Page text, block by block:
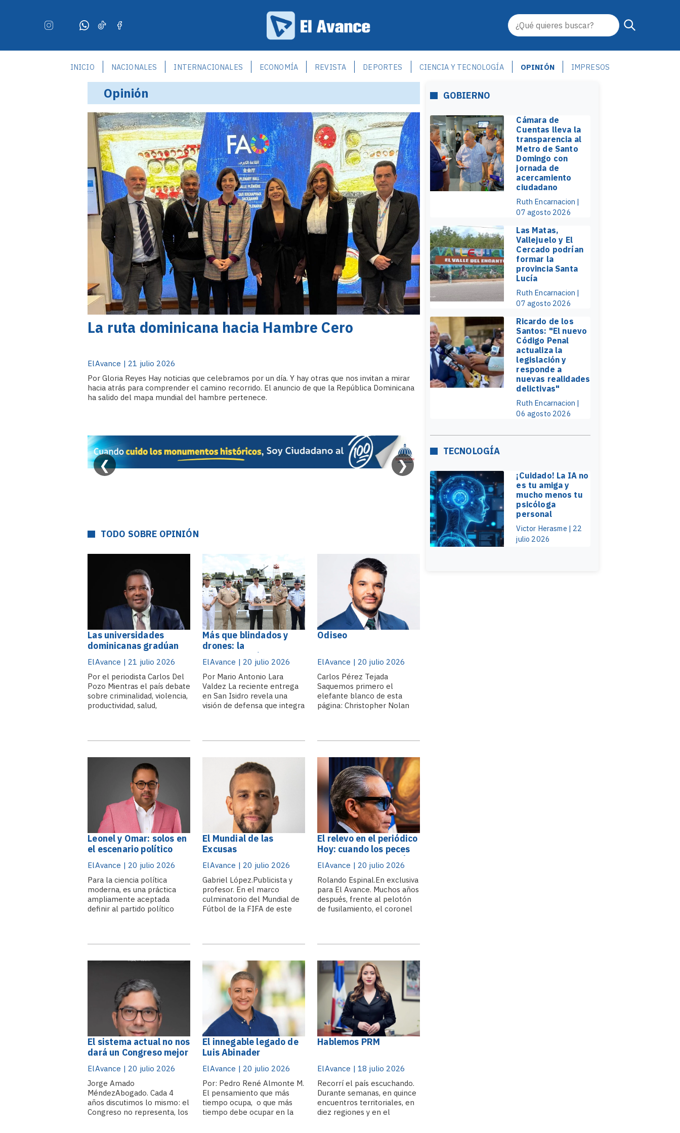
INICIO NACIONALES INTERNACIONALES ECONOMÍA REVISTA DEPORTES CIENCIA Y TECNOLOGÍA OPINIÓN IMPRESOS
Opinión
La ruta dominicana hacia Hambre Cero
ElAvance | 21 julio 2026
Por Gloria Reyes Hay noticias que celebramos por un día. Y hay otras que nos invitan a mirar
hacia atrás para comprender el camino recorrido. El anuncio de que la República Dominicana
ha salido del mapa mundial del hambre pertenece.
❮ ❯
TODO SOBRE OPINIÓN
Las universidades
dominicanas gradúan
profesionales, pero
siguen al margen de los
grandes problemas
nacionales
ElAvance | 21 julio 2026
Por el periodista Carlos Del
Pozo Mientras el país debate
sobre criminalidad, violencia,
productividad, salud,
un espacio secundario en la
educación superior está
llamada no solo a formar
profesionales competentes,
sino también.
Más que blindados y
drones: la
modernización militar
que protege a la
República Dominicana
ElAvance | 20 julio 2026
Por Mario Antonio Lara
Valdez La reciente entrega
en San Isidro revela una
visión de defensa que integra
materia de defensa, la
medirse únicamente por la
cantidad de equipos que
llegan a una.
Odiseo
ElAvance | 20 julio 2026
Carlos Pérez Tejada
Saquemos primero el
elefante blanco de esta
página: Christopher Nolan
que será recordada no solo
sino por atreverse a llevar
nuevamente al ser humano
frente al.
Leonel y Omar: solos en
el escenario político
ElAvance | 20 julio 2026
Para la ciencia política
moderna, es una práctica
ampliamente aceptada
definir al partido político
superior a la de sus
manera individual.
El Mundial de las
Excusas
ElAvance | 20 julio 2026
Gabriel López.Publicista y
profesor. En el marco
culminatorio del Mundial de
Fútbol de la FIFA de este
naturaleza, se une al frenesí
se levanta como la.
El relevo en el periódico
Hoy: cuando los peces
muertos vuelven al río y
la caña se entrega a un
nuevo capitán
ElAvance | 20 julio 2026
Rolando Espinal.En exclusiva
para El Avance. Muchos años
después, frente al pelotón
de fusilamiento, el coronel
llevó a conocer el hielo.
aldea de veinte casas de
barro y.
El sistema actual no nos
dará un Congreso mejor
ElAvance | 20 julio 2026
Jorge Amado
MéndezAbogado. Cada 4
años discutimos lo mismo: el
Congreso no representa, los
El innegable legado de
Luis Abinader
ElAvance | 20 julio 2026
Por: Pedro René Almonte M.
El pensamiento que más
tiempo ocupa, o que más
tiempo debe ocupar en la
Hablemos PRM
ElAvance | 18 julio 2026
Recorrí el país escuchando.
Durante semanas, en quince
encuentros territoriales, en
diez regiones y en el
GOBIERNO
Cámara de
Cuentas lleva la
transparencia al
Metro de Santo
Domingo con
jornada de
acercamiento
ciudadano
Ruth Encarnacion |
07 agosto 2026
Las Matas,
Vallejuelo y El
Cercado podrían
formar la
provincia Santa
Lucía
Ruth Encarnacion |
07 agosto 2026
Ricardo de los
Santos: "El nuevo
Código Penal
actualiza la
legislación y
responde a
nuevas realidades
delictivas"
Ruth Encarnacion |
06 agosto 2026
TECNOLOGÍA
¡Cuidado! La IA no
es tu amiga y
mucho menos tu
psicóloga
personal
Victor Herasme | 22
julio 2026